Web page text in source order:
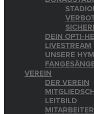
DEIN OPTI-
LIVESTREAM
UNSERE
VEREIN
DER VEREIN
LEITBILD
MITARBEITER